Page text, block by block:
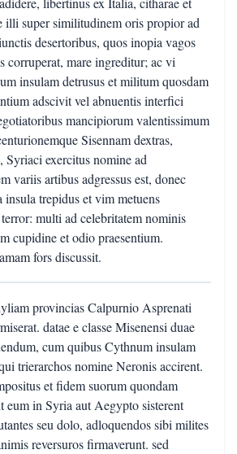
illi super similitudinem oris propior ad
desertoribus, quos inopia vagos
corruperat, mare ingreditur; ac vi
insulam detrusus et militum quosdam
adscivit vel abnuentis interfici
mancipiorum valentissimum
Sisennam dextras,
Syriaci exercitus nomine ad
variis artibus adgressus est, donec
insula trepidus et vim metuens
multi ad celebritatem nominis
cupidine et odio praesentium.
fors discussit.
provincias Calpurnio Asprenati
datae e classe Misenensi duae
cum quibus Cythnum insulam
trierarchos nomine Neronis accirent.
et fidem suorum quondam
eum in Syria aut Aegypto sisterent
seu dolo, adloquendos sibi milites
reversuros firmaverunt. sed